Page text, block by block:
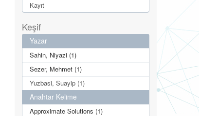
Kayıt
Keşif
Yazar
Sahin, Niyazi (1)
Sezer, Mehmet (1)
Yuzbasi, Suayip (1)
Anahtar Kelime
Approximate Solutions (1)